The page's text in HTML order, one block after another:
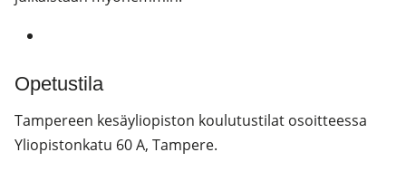
Opetustila
Tampereen kesäyliopiston koulutustilat osoitteessa
Yliopistonkatu 60 A, Tampere.